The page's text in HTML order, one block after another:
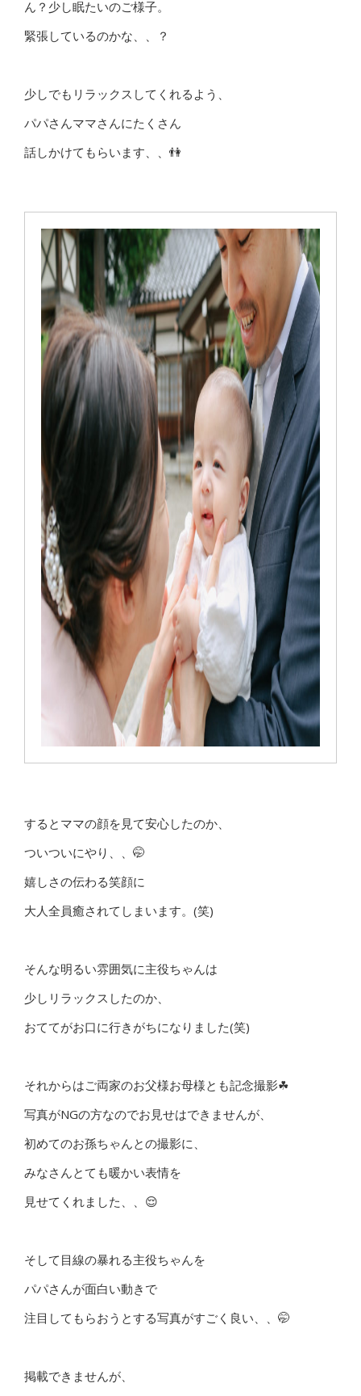
ん？少し眠たいのご様子。
緊張しているのかな、、？
少しでもリラックスしてくれるよう、
パパさんママさんにたくさん
話しかけてもらいます、、👫
するとママの顔を見て安心したのか、
ついついにやり、、🤭
嬉しさの伝わる笑顔に
大人全員癒されてしまいます。(笑)
そんな明るい雰囲気に主役ちゃんは
少しリラックスしたのか、
おててがお口に行きがちになりました(笑)
それからはご両家のお父様お母様とも記念撮影☘
写真がNGの方なのでお見せはできませんが、
初めてのお孫ちゃんとの撮影に、
みなさんとても暖かい表情を
見せてくれました、、😌
そして目線の暴れる主役ちゃんを
パパさんが面白い動きで
注目してもらおうとする写真がすごく良い、、🤭
掲載できませんが、